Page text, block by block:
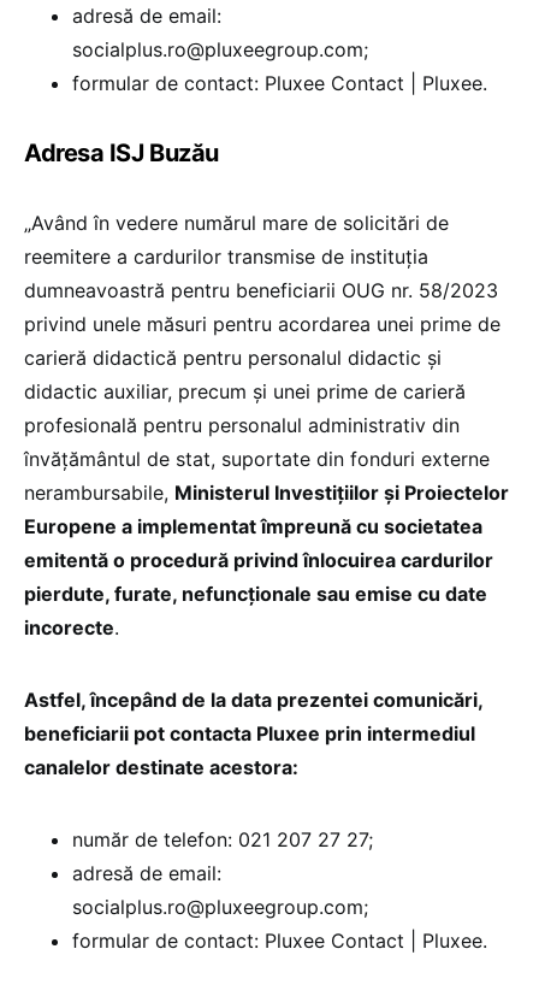
adresă de email:
socialplus.ro@pluxeegroup.com;
formular de contact: Pluxee Contact | Pluxee.
Adresa ISJ Buzău
„Având în vedere numărul mare de solicitări de
reemitere a cardurilor transmise de instituția
dumneavoastră pentru beneficiarii OUG nr. 58/2023
privind unele măsuri pentru acordarea unei prime de
carieră didactică pentru personalul didactic și
didactic auxiliar, precum și unei prime de carieră
profesională pentru personalul administrativ din
învățământul de stat, suportate din fonduri externe
nerambursabile, Ministerul Investițiilor și Proiectelor
Europene a implementat împreună cu societatea
emitentă o procedură privind înlocuirea cardurilor
pierdute, furate, nefuncționale sau emise cu date
incorecte.
Astfel, începând de la data prezentei comunicări,
beneficiarii pot contacta Pluxee prin intermediul
canalelor destinate acestora:
număr de telefon: 021 207 27 27;
adresă de email:
socialplus.ro@pluxeegroup.com;
formular de contact: Pluxee Contact | Pluxee.